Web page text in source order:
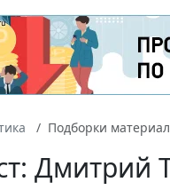
Подборки
Дмитрий